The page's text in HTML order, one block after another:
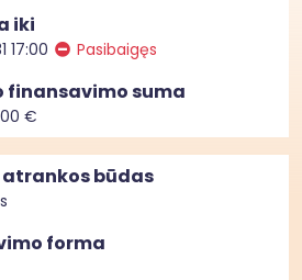
iki
17:00 Pasibaigęs
finansavimo suma
€
atrankos būdas
forma